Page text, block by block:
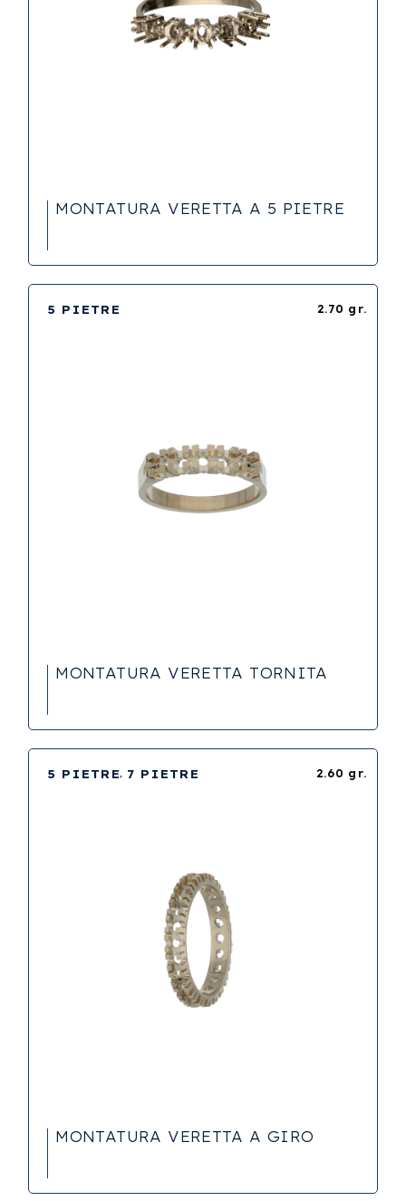
MONTATURA VERETTA A 5 PIETRE
2.70 gr.
5 PIETRE
MONTATURA VERETTA TORNITA
2.60 gr.
5 PIETRE 7 PIETRE
MONTATURA VERETTA A GIRO